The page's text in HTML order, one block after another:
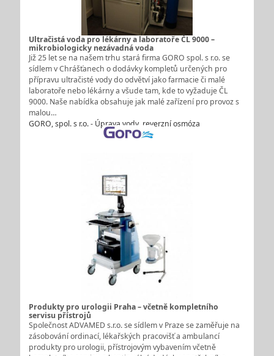
Ultračistá voda pro lékárny a laboratoře ČL 9000 –
mikrobiologicky nezávadná voda
Již 25 let se na našem trhu stará firma GORO spol. s r.o. se
sídlem v Chrášťanech o dodávky kompletů určených pro
přípravu ultračisté vody do odvětví jako farmacie či malé
laboratoře nebo lékárny a všude tam, kde to vyžaduje ČL
9000. Naše nabídka obsahuje jak malé zařízení pro provoz s
malou…
GORO, spol. s r.o. - Úprava vody, reverzní osmóza
Produkty pro urologii Praha – včetně kompletního
servisu přístrojů
Společnost ADVAMED s.r.o. se sídlem v Praze se zaměřuje na
zásobování ordinací, lékařských pracovišť a ambulancí
produkty pro urologii, přístrojovým vybavením včetně